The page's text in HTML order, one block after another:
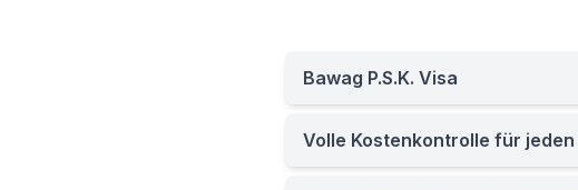
Bawag P.S.K. Visa
Volle Kostenkontrolle für